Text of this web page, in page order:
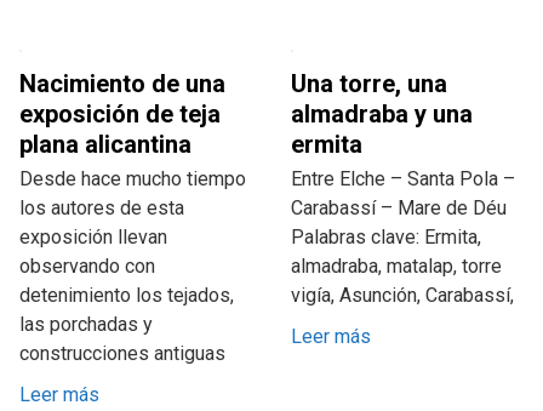
Nacimiento de una
exposición de teja
plana alicantina
Desde hace mucho tiempo
los autores de esta
exposición llevan
observando con
detenimiento los tejados,
las porchadas y
construcciones antiguas
Leer más
Una torre, una
almadraba y una
ermita
Entre Elche – Santa Pola –
Carabassí – Mare de Déu
Palabras clave: Ermita,
almadraba, matalap, torre
vigía, Asunción, Carabassí,
Leer más